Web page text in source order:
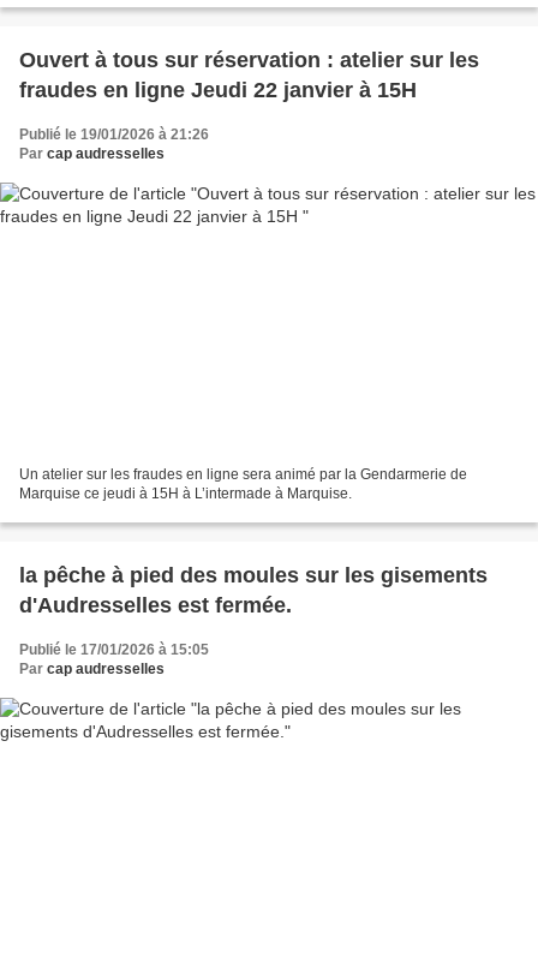
Ouvert à tous sur réservation : atelier sur les
fraudes en ligne Jeudi 22 janvier à 15H
Publié le 19/01/2026 à 21:26
Par cap audresselles
Un atelier sur les fraudes en ligne sera animé par la Gendarmerie de
Marquise ce jeudi à 15H à L’intermade à Marquise.
la pêche à pied des moules sur les gisements
d'Audresselles est fermée.
Publié le 17/01/2026 à 15:05
Par cap audresselles